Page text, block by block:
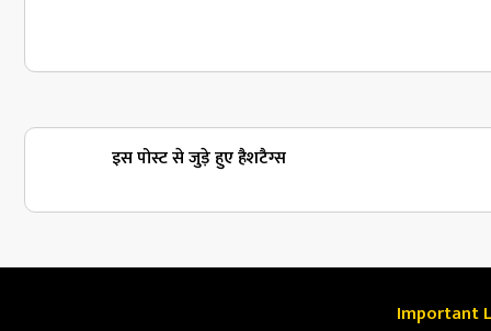
इस पोस्ट से जुड़े हुए हैशटैग्स
Important